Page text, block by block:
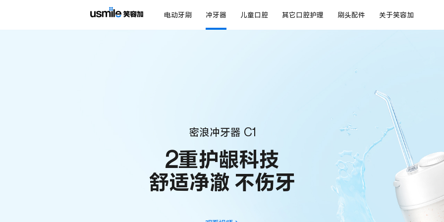
电动牙刷 冲牙器 儿童口腔 其它口腔护理 刷头配件 关于笑容加
密浪冲牙器 C1
2重护龈科技
舒适净澈 不伤牙